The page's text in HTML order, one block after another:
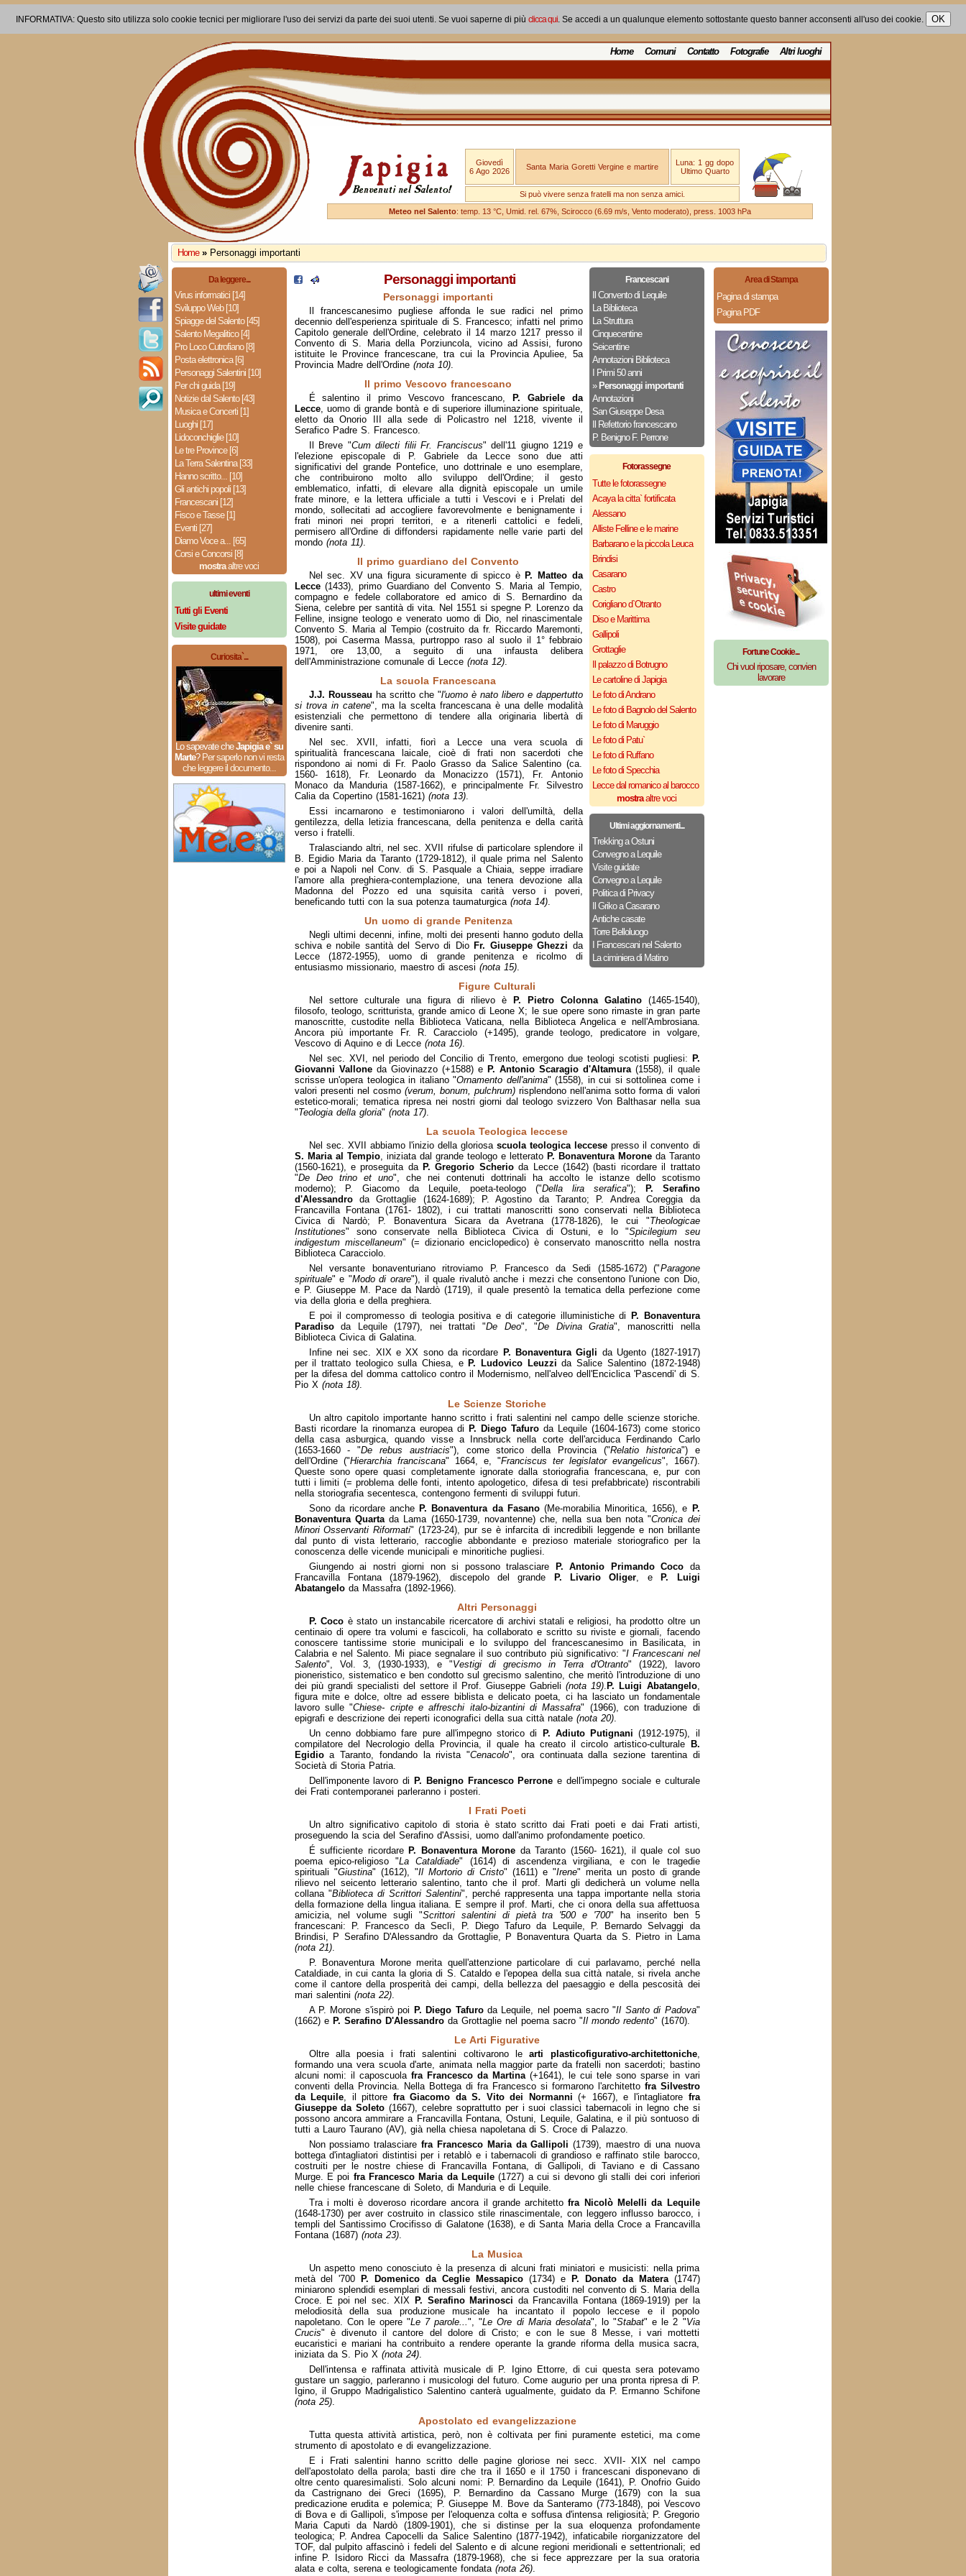
INFORMATIVA: Questo sito utilizza solo cookie tecnici per migliorare l'uso dei servizi da parte dei suoi utenti. Se vuoi saperne di più clicca qui. Se accedi a un qualunque elemento sottostante questo banner acconsenti all'uso dei cookie.
Home Comuni Contatto Fotografie Altri luoghi
Giovedì
6 Ago 2026
Santa Maria Goretti Vergine e martire
Luna: 1 gg dopo
Ultimo Quarto
Si può vivere senza fratelli ma non senza amici.
Meteo nel Salento: temp. 13 °C, Umid. rel. 67%, Scirocco (6.69 m/s, Vento moderato), press. 1003 hPa
Home » Personaggi importanti
Da leggere...
Virus informatici [14]
Sviluppo Web [10]
Spiagge del Salento [45]
Salento Megalitico [4]
Pro Loco Cutrofiano [8]
Posta elettronica [6]
Personaggi Salentini [10]
Per chi guida [19]
Notizie dal Salento [43]
Musica e Concerti [1]
Luoghi [17]
Lidoconchiglie [10]
Le tre Province [6]
La Terra Salentina [33]
Hanno scritto... [10]
Gli antichi popoli [13]
Francescani [12]
Fisco e Tasse [1]
Eventi [27]
Diamo Voce a... [65]
Corsi e Concorsi [8]
mostraaltre voci
ultimi eventi
Tutti gli Eventi
Visite guidate
Curiosita`...
Lo sapevate cheJapigia e` su
Marte? Per saperlo non vi resta
che leggere il documento...
Francescani
Il Convento di Lequile
La Biblioteca
La Struttura
Cinquecentine
Seicentine
Annotazioni Biblioteca
I Primi 50 anni
» Personaggi importanti
Annotazioni
San Giuseppe Desa
Il Refettorio francescano
P. Benigno F. Perrone
Fotorassegne
Tutte le fotorassegne
Acaya la citta` fortificata
Alessano
Alliste Felline e le marine
Barbarano e la piccola Leuca
Brindisi
Casarano
Castro
Corigliano d`Otranto
Diso e Marittima
Gallipoli
Grottaglie
Il palazzo di Botrugno
Le cartoline di Japigia
Le foto di Andrano
Le foto di Bagnolo del Salento
Le foto di Maruggio
Le foto di Patu`
Le foto di Ruffano
Le foto di Specchia
Lecce dal romanico al barocco
mostraaltre voci
Ultimi aggiornamenti...
Trekking a Ostuni
Convegno a Lequile
Visite guidate
Convegno a Lequile
Politica di Privacy
Il Griko a Casarano
Antiche casate
Torre Belloluogo
I Francescani nel Salento
La ciminiera di Matino
Personaggi importanti
Personaggi importanti
Il francescanesimo pugliese affonda le sue radici nel primo
decennio dell'esperienza spirituale di S. Francesco; infatti nel primo
Capitolo generale dell'Ordine, celebrato il 14 marzo 1217 presso il
Convento di S. Maria della Porziuncola, vicino ad Assisi, furono
istituite le Province francescane, tra cui la Provincia Apuliee, 5a
Provincia Madre dell'Ordine (nota 10).
Il primo Vescovo francescano
É salentino il primo Vescovo francescano,
P. Gabriele da
Lecce, uomo di grande bontà e di superiore illuminazione spirituale,
eletto da Onorio III alla sede di Policastro nel 1218, vivente il
Serafico Padre S. Francesco.
Il Breve "Cum dilecti filii Fr. Franciscus" dell'11 giugno 1219 e
l'elezione episcopale di P. Gabriele da Lecce sono due atti
significativi del grande Pontefice, uno dottrinale e uno esemplare,
che contribuirono molto allo sviluppo dell'Ordine; il gesto
emblematico, infatti, di elevare alla dignità episcopale un umile
frate minore, e la lettera ufficiale a tutti i Vescovi e i Prelati del
mondo, sollecitati ad accogliere favorevolmente e benignamente i
frati minori nei propri territori, e a ritenerli cattolici e fedeli,
permisero all'Ordine di diffondersi rapidamente nelle varie parti del
mondo (nota 11).
Il primo guardiano del Convento
Nel sec. XV una figura sicuramente di spicco è P. Matteo da
Lecce(1433), primo Guardiano del Convento S. Maria al Tempio,
compagno e fedele collaboratore ed amico di S. Bernardino da
Siena, celebre per santità di vita. Nel 1551 si spegne P. Lorenzo da
Felline, insigne teologo e venerato uomo di Dio, nel rinascimentale
Convento S. Maria al Tempio (costruito da fr. Riccardo Maremonti,
1508), poi Caserma Massa, purtroppo raso al suolo il 1° febbraio
1971, ore 13,00, a seguito di una infausta delibera
dell'Amministrazione comunale di Lecce (nota 12).
La scuola Francescana
J.J. Rousseau ha scritto che "l'uomo è nato libero e dappertutto
si trova in catene", ma la scelta francescana è una delle modalità
esistenziali che permettono di tendere alla originaria libertà di
divenire santi.
Nel sec. XVII, infatti, fiorì a Lecce una vera scuola di
spiritualità francescana laicale, cioè di frati non sacerdoti che
rispondono ai nomi di Fr. Paolo Grasso da Salice Salentino (ca.
1560- 1618), Fr. Leonardo da Monacizzo (1571), Fr. Antonio
Monaco da Manduria (1587-1662), e principalmente Fr. Silvestro
Calia da Copertino (1581-1621) (nota 13).
Essi incarnarono e testimoniarono i valori dell'umiltà, della
gentilezza, della letizia francescana, della penitenza e della carità
verso i fratelli.
Tralasciando altri, nel sec. XVII rifulse di particolare splendore il
B. Egidio Maria da Taranto (1729-1812), il quale prima nel Salento
e poi a Napoli nel Conv. di S. Pasquale a Chiaia, seppe irradiare
l'amore alla preghiera-contemplazione, una tenera devozione alla
Madonna del Pozzo ed una squisita carità verso i poveri,
beneficando tutti con la sua potenza taumaturgica (nota 14).
Un uomo di grande Penitenza
Negli ultimi decenni, infine, molti dei presenti hanno goduto della
schiva e nobile santità del Servo di Dio Fr. Giuseppe Ghezzi da
Lecce (1872-1955), uomo di grande penitenza e ricolmo di
entusiasmo missionario, maestro di ascesi (nota 15).
Figure Culturali
Nel settore culturale una figura di rilievo è P. Pietro Colonna Galatino(1465-1540),
filosofo, teologo, scritturista, grande amico di Leone X; le sue opere sono rimaste in gran parte
manoscritte, custodite nella Biblioteca Vaticana, nella Biblioteca Angelica e nell'Ambrosiana.
Ancora più importante Fr. R. Caracciolo (+1495), grande teologo, predicatore in volgare,
Vescovo di Aquino e di Lecce (nota 16).
Nel sec. XVI, nel periodo del Concilio di Trento, emergono due teologi scotisti pugliesi: P.
Giovanni Valloneda Giovinazzo (+1588) e P. Antonio Scaragio d'Altamura(1558), il quale
scrisse un'opera teologica in italiano "Ornamento dell'anima" (1558), in cui si sottolinea come i
valori presenti nel cosmo (verum, bonum, pulchrum) risplendono nell'anima sotto forma di valori
estetico-morali; tematica ripresa nei nostri giorni dal teologo svizzero Von Balthasar nella sua
"Teologia della gloria" (nota 17).
La scuola Teologica leccese
Nel sec. XVII abbiamo l'inizio della gloriosascuola teologica leccese presso il convento di
S. Maria al Tempio, iniziata dal grande teologo e letterato P. Bonaventura Moroneda Taranto
(1560-1621), e proseguita da P. Gregorio Scherioda Lecce (1642) (basti ricordare il trattato
"De Deo trino et uno", che nei contenuti dottrinali ha accolto le istanze dello scotismo
moderno); P. Giacomo da Lequile, poeta-teologo ("Della lira serafica");
P. Serafino
d'Alessandroda Grottaglie (1624-1689); P. Agostino da Taranto; P. Andrea Coreggia da
Francavilla Fontana (1761- 1802), i cui trattati manoscritti sono conservati nella Biblioteca
Civica di Nardò; P. Bonaventura Sicara da Avetrana (1778-1826), le cui "Theologicae
Institutiones" sono conservate nella Biblioteca Civica di Ostuni, e lo "Spicilegium seu
indigestum miscellaneum" (= dizionario enciclopedico) è conservato manoscritto nella nostra
Biblioteca Caracciolo.
Nel versante bonaventuriano ritroviamo P. Francesco da Sedi (1585-1672) ("Paragone
spirituale" e "Modo di orare"), il quale rivalutò anche i mezzi che consentono l'unione con Dio,
e P. Giuseppe M. Pace da Nardò (1719), il quale presentò la tematica della perfezione come
via della gloria e della preghiera.
E poi il compromesso di teologia positiva e di categorie illuministiche di
P. Bonaventura
Paradisoda Lequile (1797), nei trattati "De Deo", "De Divina Gratia", manoscritti nella
Biblioteca Civica di Galatina.
Infine nei sec. XIX e XX sono da ricordare P. Bonaventura Gigli da Ugento (1827-1917)
per il trattato teologico sulla Chiesa, e P. Ludovico Leuzzi da Salice Salentino (1872-1948)
per la difesa del domma cattolico contro il Modernismo, nell'alveo dell'Enciclica 'Pascendi' di S.
Pio X (nota 18).
Le Scienze Storiche
Un altro capitolo importante hanno scritto i frati salentini nel campo delle scienze storiche.
Basti ricordare la rinomanza europea di P. Diego Tafuroda Lequile (1604-1673) come storico
della casa asburgica, quando visse a Innsbruck nella corte dell'arciduca Ferdinando Carlo
(1653-1660 - "De rebus austriacis"), come storico della Provincia ("Relatio historica") e
dell'Ordine ("Hierarchia franciscana" 1664, e, "Franciscus ter legislator evangelicus", 1667).
Queste sono opere quasi completamente ignorate dalla storiografia francescana, e, pur con
tutti i limiti (= problema delle fonti, intento apologetico, difesa di tesi prefabbricate) riscontrabili
nella storiografia secentesca, contengono fermenti di sviluppi futuri.
Sono da ricordare anche P. Bonaventura da Fasano(Me-morabilia Minoritica, 1656), e P.
Bonaventura Quartada Lama (1650-1739, novantenne) che, nella sua ben nota "Cronica dei
Minori Osservanti Riformati" (1723-24), pur se è infarcita di incredibili leggende e non brillante
dal punto di vista letterario, raccoglie abbondante e prezioso materiale storiografico per la
conoscenza delle vicende municipali e minoritiche pugliesi.
Giungendo ai nostri giorni non si possono tralasciare
P. Antonio Primando Coco da
Francavilla Fontana (1879-1962), discepolo del grande
P. Livario Oliger, e
P. Luigi
Abatangeloda Massafra (1892-1966).
Altri Personaggi
P. Coco è stato un instancabile ricercatore di archivi statali e religiosi, ha prodotto oltre un
centinaio di opere tra volumi e fascicoli, ha collaborato e scritto su riviste e giornali, facendo
conoscere tantissime storie municipali e lo sviluppo del francescanesimo in Basilicata, in
Calabria e nel Salento. Mi piace segnalare il suo contributo più significativo: "I Francescani nel
Salento", Vol. 3, (1930-1933), e "Vestigi di grecismo in Terra d'Otranto" (1922), lavoro
pioneristico, sistematico e ben condotto sul grecismo salentino, che meritò l'introduzione di uno
dei più grandi specialisti del settore il Prof. Giuseppe Gabrieli(nota 19). P. Luigi Abatangelo,
figura mite e dolce, oltre ad essere biblista e delicato poeta, ci ha lasciato un fondamentale
lavoro sulle "Chiese- cripte e affreschi italo-bizantini di Massafra" (1966), con traduzione di
epigrafi e descrizione dei reperti iconografici della sua città natale (nota 20).
Un cenno dobbiamo fare pure all'impegno storico di
P. Adiuto Putignani (1912-1975), il
compilatore del Necrologio della Provincia, il quale ha creato il circolo artistico-culturale
B.
Egidioa Taranto, fondando la rivista "Cenacolo", ora continuata dalla sezione tarentina di
Società di Storia Patria.
Dell'imponente lavoro di P. Benigno Francesco Perrone e dell'impegno sociale e culturale
dei Frati contemporanei parleranno i posteri.
I Frati Poeti
Un altro significativo capitolo di storia è stato scritto dai Frati poeti e dai Frati artisti,
proseguendo la scia del Serafino d'Assisi, uomo dall'animo profondamente poetico.
É sufficiente ricordare P. Bonaventura Morone da Taranto (1560- 1621), il quale col suo
poema epico-religioso "La Cataldiade" (1614) di ascendenza virgiliana, e con le tragedie
spirituali "Giustina" (1612), "Il Mortorio di Cristo" (1611) e "Irene" merita un posto di grande
rilievo nel seicento letterario salentino, tanto che il prof. Marti gli dedicherà un volume nella
collana "Biblioteca di Scrittori Salentini", perché rappresenta una tappa importante nella storia
della formazione della lingua italiana. E sempre il prof. Marti, che ci onora della sua affettuosa
amicizia, nel volume sugli "Scrittori salentini di pietà tra '500 e '700" ha inserito ben 5
francescani: P. Francesco da Seclì, P. Diego Tafuro da Lequile, P. Bernardo Selvaggi da
Brindisi, P Serafino D'Alessandro da Grottaglie, P Bonaventura Quarta da S. Pietro in Lama
(nota 21).
P. Bonaventura Morone merita quell'attenzione particolare di cui parlavamo, perché nella
Cataldiade, in cui canta la gloria di S. Cataldo e l'epopea della sua città natale, si rivela anche
come il cantore della prosperità dei campi, della bellezza del paesaggio e della pescosità dei
mari salentini (nota 22).
A P. Morone s'ispirò poi P. Diego Tafuroda Lequile, nel poema sacro "Il Santo di Padova"
(1662) e P. Serafino D'Alessandroda Grottaglie nel poema sacro "Il mondo redento" (1670).
Le Arti Figurative
Oltre alla poesia i frati salentini coltivarono learti plasticofigurativo-architettoniche,
formando una vera scuola d'arte, animata nella maggior parte da fratelli non sacerdoti; bastino
alcuni nomi: il caposcuola fra Francesco da Martina(+1641), le cui tele sono sparse in vari
conventi della Provincia. Nella Bottega di fra Francesco si formarono l'architetto fra Silvestro
da Lequile, il pittore fra Giacomo da S. Vito dei Normanni (+ 1667), e l'intagliatore fra
Giuseppe da Soleto (1667), celebre soprattutto per i suoi classici tabernacoli in legno che si
possono ancora ammirare a Francavilla Fontana, Ostuni, Lequile, Galatina, e il più sontuoso di
tutti a Lauro Taurano (AV), già nella chiesa napoletana di S. Croce di Palazzo.
Non possiamo tralasciare fra Francesco Maria da Gallipoli (1739), maestro di una nuova
bottega d'intagliatori distintisi per i retablò e i tabernacoli di grandioso e raffinato stile barocco,
costruiti per le nostre chiese di Francavilla Fontana, di Gallipoli, di Taviano e di Cassano
Murge. E poi fra Francesco Maria da Lequile(1727) a cui si devono gli stalli dei cori inferiori
nelle chiese francescane di Soleto, di Manduria e di Lequile.
Tra i molti è doveroso ricordare ancora il grande architettofra Nicolò Melelli da Lequile
(1648-1730) per aver costruito in classico stile rinascimentale, con leggero influsso barocco, i
templi del Santissimo Crocifisso di Galatone (1638), e di Santa Maria della Croce a Francavilla
Fontana (1687) (nota 23).
La Musica
Un aspetto meno conosciuto è la presenza di alcuni frati miniatori e musicisti: nella prima
metà del '700
P. Domenico da Ceglie Messapico (1734) e P. Donato da Matera(1747)
miniarono splendidi esemplari di messali festivi, ancora custoditi nel convento di S. Maria della
Croce. E poi nel sec. XIX P. Serafino Marinosci da Francavilla Fontana (1869-1919) per la
melodiosità della sua produzione musicale ha incantato il popolo leccese e il popolo
napoletano. Con le opere "Le 7 parole...", "Le Ore di Maria desolata", lo "Stabat" e le 2 "Via
Crucis" è divenuto il cantore del dolore di Cristo; e con le sue 8 Messe, i vari mottetti
eucaristici e mariani ha contribuito a rendere operante la grande riforma della musica sacra,
iniziata da S. Pio X (nota 24).
Dell'intensa e raffinata attività musicale di P. Igino Ettorre, di cui questa sera potevamo
gustare un saggio, parleranno i musicologi del futuro. Come augurio per una pronta ripresa di P.
Igino, il Gruppo Madrigalistico Salentino canterà ugualmente, guidato da P. Ermanno Schifone
(nota 25).
Apostolato ed evangelizzazione
Tutta questa attività artistica, però, non è coltivata per fini puramente estetici, ma come
strumento di apostolato e di evangelizzazione.
E i Frati salentini hanno scritto delle pagine gloriose nei secc. XVII- XIX nel campo
dell'apostolato della parola; basti dire che tra il 1650 e il 1750 i francescani disponevano di
oltre cento quaresimalisti. Solo alcuni nomi: P. Bernardino da Lequile (1641), P. Onofrio Guido
da Castrignano dei Greci (1695), P. Bernardino da Cassano Murge (1679) con la sua
predicazione erudita e polemica; P. Giuseppe M. Bove da Santeramo (773-1848), poi Vescovo
di Bova e di Gallipoli, s'impose per l'eloquenza colta e soffusa d'intensa religiosità; P. Gregorio
Maria Caputi da Nardò (1809-1901), che si distinse per la sua eloquenza profondamente
teologica; P. Andrea Capocelli da Salice Salentino (1877-1942), infaticabile riorganizzatore del
TOF, dal pulpito affascinò i fedeli del Salento e di alcune regioni meridionali e settentrionali; ed
infine P. Isidoro Ricci da Massafra (1879-1968), che si fece apprezzare per la sua oratoria
alata e colta, serena e teologicamente fondata (nota 26).
Area di Stampa
Pagina di stampa
Pagina PDF
Fortune Cookie...
Chi vuol riposare, convien
lavorare